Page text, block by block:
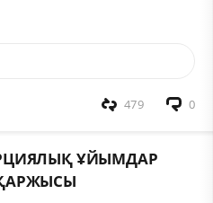
0
479
ҰЙЫМДАР